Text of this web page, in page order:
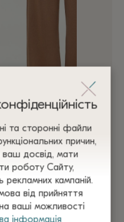
МОККО
ТРИКОТАЖНІ
З КИШЕНЯМИ
₴
та сторонні файли
причин,
досвід, мати
роботу Сайту,
рекламних кампаній.
від прийняття
ваші можливості
інформація